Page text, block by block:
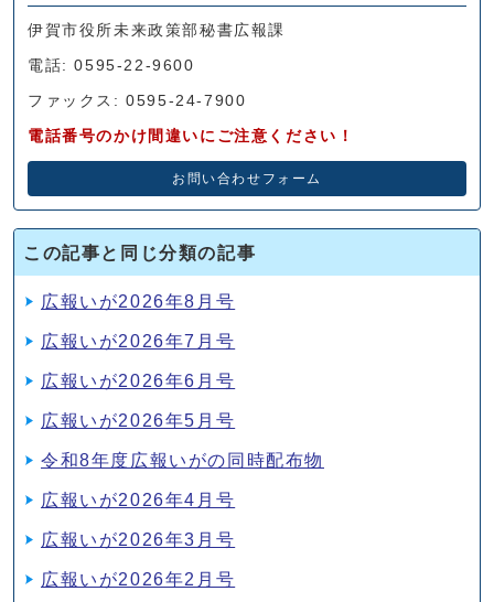
伊賀市役所未来政策部秘書広報課
電話: 0595-22-9600
ファックス: 0595-24-7900
電話番号のかけ間違いにご注意ください！
お問い合わせフォーム
この記事と同じ分類の記事
広報いが2026年8月号
広報いが2026年7月号
広報いが2026年6月号
広報いが2026年5月号
令和8年度広報いがの同時配布物
広報いが2026年4月号
広報いが2026年3月号
広報いが2026年2月号